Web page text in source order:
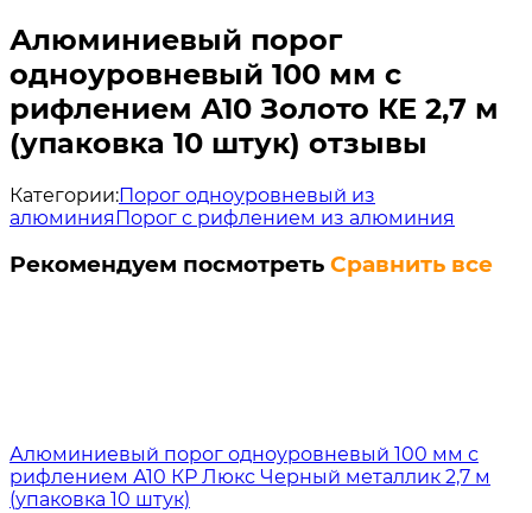
Алюминиевый порог
одноуровневый 100 мм с
рифлением А10 Золото КЕ 2,7 м
(упаковка 10 штук) отзывы
Категории:Порог одноуровневый из
алюминияПорог с рифлением из алюминия
Рекомендуем посмотреть Сравнить все
Алюминиевый порог одноуровневый 100 мм с
рифлением А10 КР Люкс Черный металлик 2,7 м
(упаковка 10 штук)